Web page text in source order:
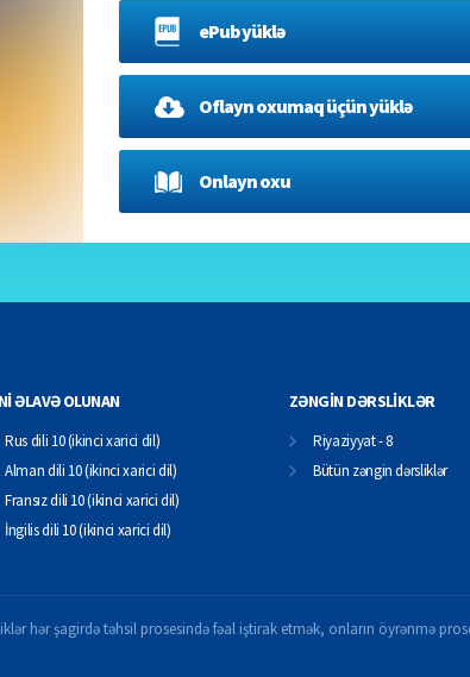
ePub yüklə
Oflayn oxumaq üçün yüklə
Onlayn oxu
ƏLAVƏ OLUNAN
Rus dili 10 (ikinci xarici dil)
Alman dili 10 (ikinci xarici dil)
Fransız dili 10 (ikinci xarici dil)
İngilis dili 10 (ikinci xarici dil)
ZƏNGİN DƏRSLİKLƏR
Riyaziyyat - 8
Bütün zəngin dərsliklər
hər şagirdə təhsil prosesində fəal iştirak etmək, onların öyrənmə